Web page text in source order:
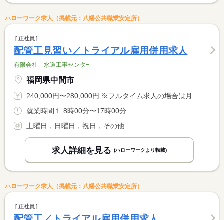
ハローワーク求人（掲載元：八幡公共職業安定所）
正社員
配管工見習い／トライアル雇用併用求人
有限会社 水道工事センタ−
福岡県中間市
240,000円〜280,000円 ※フルタイム求人の場合は月額（換算額）、パート求人の場合は時間額を表示しています。
就業時間１ 8時00分〜17時00分
土曜日，日曜日，祝日，その他
求人詳細を見る (ハローワークより転載)
ハローワーク求人（掲載元：八幡公共職業安定所）
正社員